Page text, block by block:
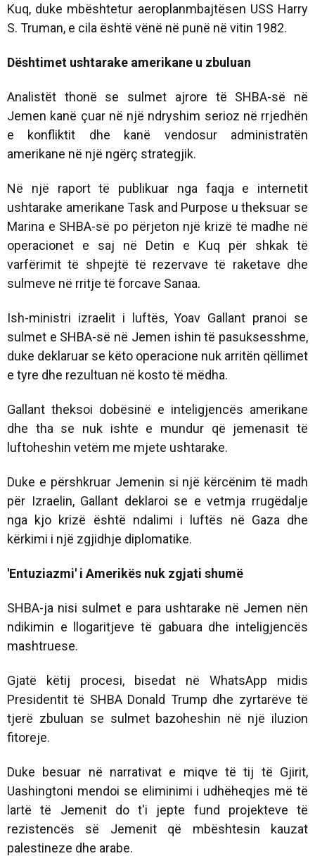
Kuq, duke mbështetur aeroplanmbajtësen USS Harry
S. Truman, e cila është vënë në punë në vitin 1982.
Dështimet ushtarake amerikane u zbuluan
Analistët thonë se sulmet ajrore të SHBA-së në
Jemen kanë çuar në një ndryshim serioz në rrjedhën
e konfliktit dhe kanë vendosur administratën
amerikane në një ngërç strategjik.
Në një raport të publikuar nga faqja e internetit
ushtarake amerikane Task and Purpose u theksuar se
Marina e SHBA-së po përjeton një krizë të madhe në
operacionet e saj në Detin e Kuq për shkak të
varfërimit të shpejtë të rezervave të raketave dhe
sulmeve në rritje të forcave Sanaa.
Ish-ministri izraelit i luftës, Yoav Gallant pranoi se
sulmet e SHBA-së në Jemen ishin të pasuksesshme,
duke deklaruar se këto operacione nuk arritën qëllimet
e tyre dhe rezultuan në kosto të mëdha.
Gallant theksoi dobësinë e inteligjencës amerikane
dhe tha se nuk ishte e mundur që jemenasit të
luftoheshin vetëm me mjete ushtarake.
Duke e përshkruar Jemenin si një kërcënim të madh
për Izraelin, Gallant deklaroi se e vetmja rrugëdalje
nga kjo krizë është ndalimi i luftës në Gaza dhe
kërkimi i një zgjidhje diplomatike.
'Entuziazmi' i Amerikës nuk zgjati shumë
SHBA-ja nisi sulmet e para ushtarake në Jemen nën
ndikimin e llogaritjeve të gabuara dhe inteligjencës
mashtruese.
Gjatë këtij procesi, bisedat në WhatsApp midis
Presidentit të SHBA Donald Trump dhe zyrtarëve të
tjerë zbuluan se sulmet bazoheshin në një iluzion
fitoreje.
Duke besuar në narrativat e miqve të tij të Gjirit,
Uashingtoni mendoi se eliminimi i udhëheqjes më të
lartë të Jemenit do t'i jepte fund projekteve të
rezistencës së Jemenit që mbështesin kauzat
palestineze dhe arabe.